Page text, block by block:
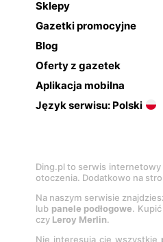
Sklepy
Gazetki promocyjne
Blog
Oferty z gazetek
Aplikacja mobilna
Język serwisu: Polski
Ding.pl to serwis
otoczenia. Dodatkowo na
Na naszym serwisie
lub panele podłogowe. Kupić
czy Leroy Merlin.
Nie interesują cię wszystkie